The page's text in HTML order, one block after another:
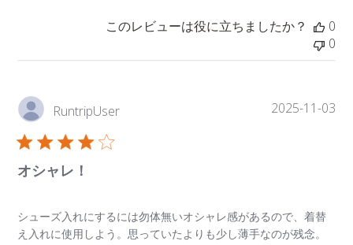
このレビューは役に立ちましたか？
0
0
RuntripUser
オシャレ！
シューズ入れにするには勿体無いオシャレ感があるので、着替
え入れに使用しよう。思っていたよりも少し薄手なのが残念。
公
2025-11-03